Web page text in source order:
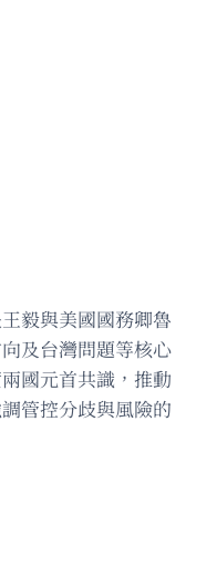
毅與美國國務卿魯
及台灣問題等核心
國元首共識，推動
管控分歧與風險的